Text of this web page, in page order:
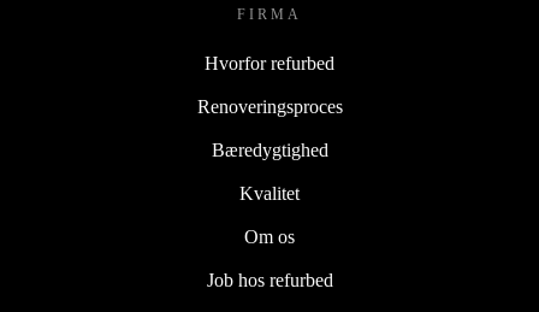
FIRMA
Hvorfor refurbed
Renoveringsproces
Bæredygtighed
Kvalitet
Om os
Job hos refurbed